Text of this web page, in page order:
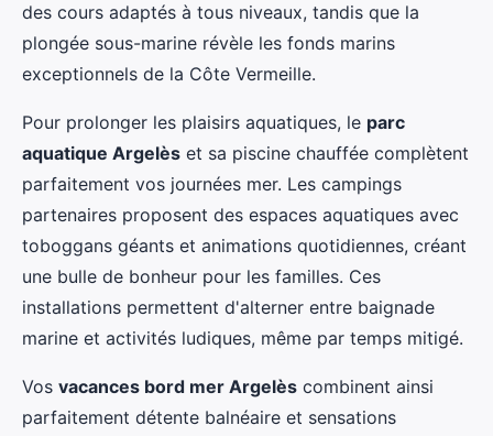
des cours adaptés à tous niveaux, tandis que la
plongée sous-marine révèle les fonds marins
exceptionnels de la Côte Vermeille.
Pour prolonger les plaisirs aquatiques, le parc
aquatique Argelès et sa piscine chauffée complètent
parfaitement vos journées mer. Les campings
partenaires proposent des espaces aquatiques avec
toboggans géants et animations quotidiennes, créant
une bulle de bonheur pour les familles. Ces
installations permettent d'alterner entre baignade
marine et activités ludiques, même par temps mitigé.
Vos vacances bord mer Argelès combinent ainsi
parfaitement détente balnéaire et sensations